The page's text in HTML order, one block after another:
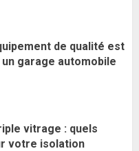
de qualité est
garage automobile
vitrage : quels
votre isolation